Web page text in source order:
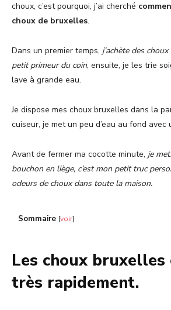
choux, c’est pourquoi, j’ai cherché
choux de bruxelles.
Dans un premier temps, j’achète des
petit primeur du coin, ensuite, je les trie
lave à grande eau.
Je dispose mes choux bruxelles dans la
cuiseur, je met un peu d’eau au fond avec
Avant de fermer ma cocotte minute, je
bouchon en liège, c’est mon petit truc
odeurs de choux dans toute la maison.
Sommaire [voir]
Les choux bruxelles
très rapidement.